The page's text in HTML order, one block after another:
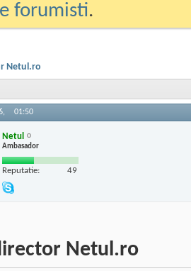
forumisti.
Netul.ro
01:50
Netul
Ambasador
Reputatie: 49
Netul.ro